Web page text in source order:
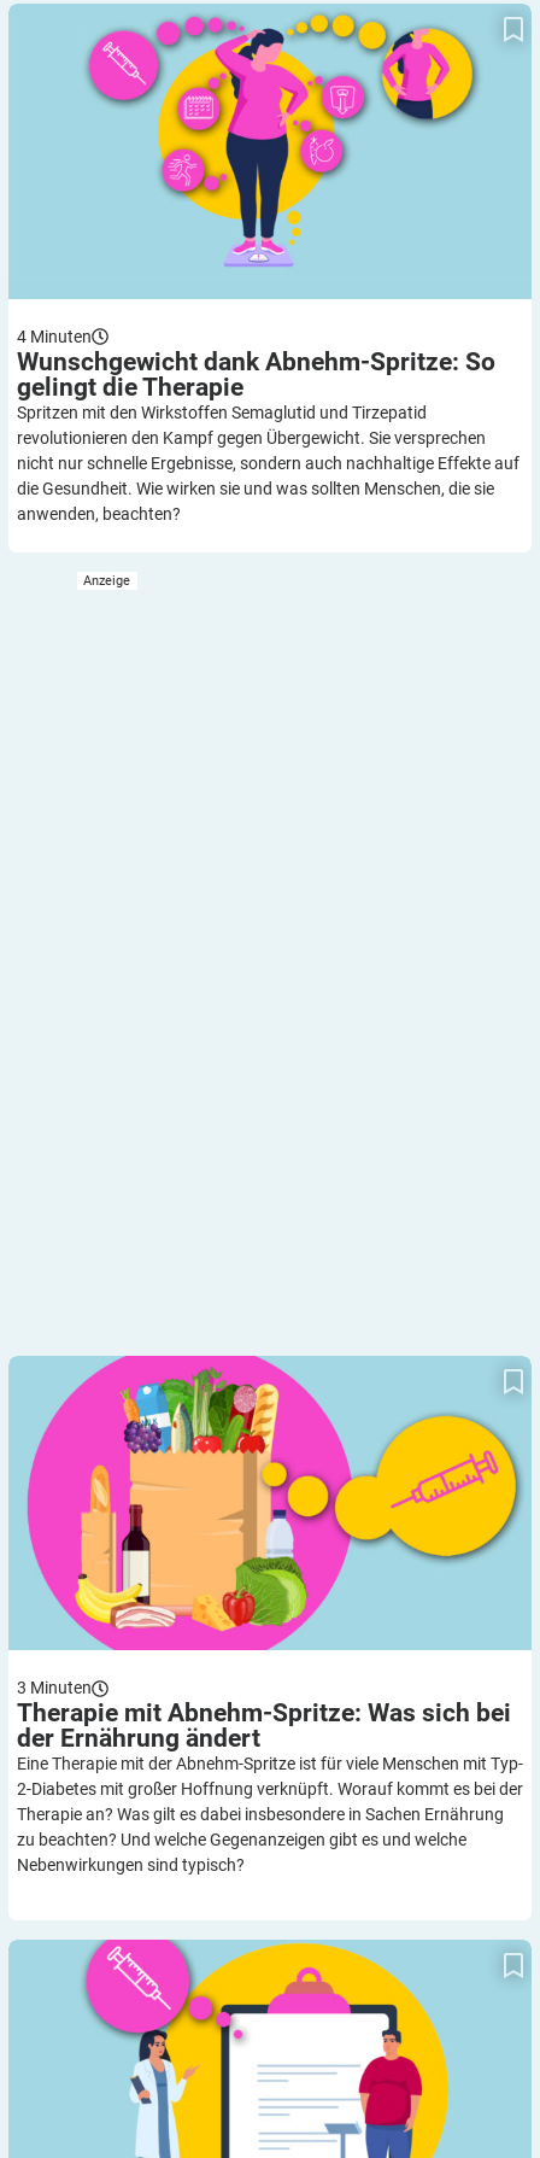
Wunschgewicht dank Abnehm-Spritze: So gelingt die Therapie
4 Minuten
Wunschgewicht dank Abnehm-Spritze: So
gelingt dieTherapie
Spritzen mit den Wirkstoffen Semaglutid und Tirzepatid
revolutionieren den Kampf gegen Übergewicht. Sie versprechen
nicht nur schnelle Ergebnisse, sondern auch nachhaltige Effekte auf
die Gesundheit. Wie wirken sie und was sollten Menschen, die sie
anwenden, beachten?
Therapie mit Abnehm-Spritze: Was sich bei der Ernährung ändert
3 Minuten
Therapie mit Abnehm-Spritze: Was sich bei
der Ernährung ändert
Eine Therapie mit der Abnehm-Spritze ist für viele Menschen mit Typ-
2-Diabetes mit großer Hoffnung verknüpft. Worauf kommt es bei der
Therapie an? Was gilt es dabei insbesondere in Sachen Ernährung
zu beachten? Und welche Gegenanzeigen gibt es und welche
Nebenwirkungen sind typisch?
Nach der Abnehm-Spritze: So lässt sich das Gewicht halten